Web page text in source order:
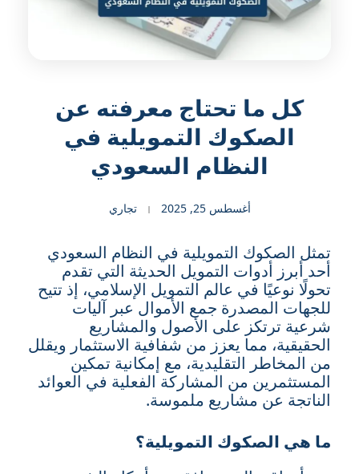
كل ما تحتاج معرفته عن
الصكوك التمويلية في
النظام السعودي
أغسطس 25, 2025 تجاري
تمثل الصكوك التمويلية في النظام السعودي
أحد أبرز أدوات التمويل الحديثة التي تقدم
تحولًا نوعيًا في عالم التمويل الإسلامي، إذ تتيح
للجهات المصدرة جمع الأموال عبر آليات
شرعية ترتكز على الأصول والمشاريع
الحقيقية، مما يعزز من شفافية الاستثمار ويقلل
من المخاطر التقليدية، مع إمكانية تمكين
المستثمرين من المشاركة الفعلية في العوائد
الناتجة عن مشاريع ملموسة.
ما هي الصكوك التمويلية؟